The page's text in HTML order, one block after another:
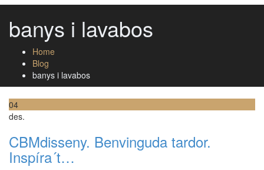
banys i lavabos
Home
Blog
banys i lavabos
04
des.
CBMdisseny. Benvinguda tardor.
Inspíra´t…